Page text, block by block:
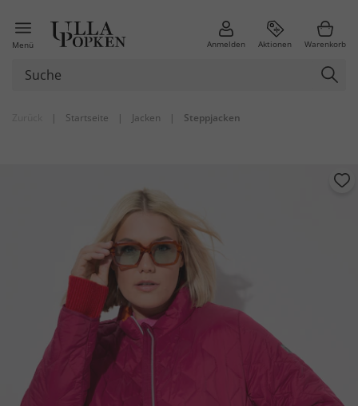
Menü Anmelden Aktionen Warenkorb
| Startseite | Jacken | Steppjacken